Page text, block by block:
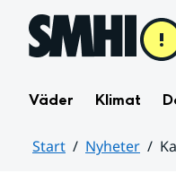
Hoppa till sidans innehåll
Väder Klimat
Start Nyheter